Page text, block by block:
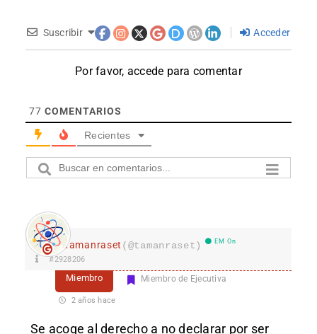
Suscribir Acceder
Por favor, accede para comentar
77 COMENTARIOS
Recientes
Tamanraset (@tamanraset) EM On
#2928206
Miembro Miembro de Ejecutiva
2 años hace
Se acoge al derecho a no declarar por ser